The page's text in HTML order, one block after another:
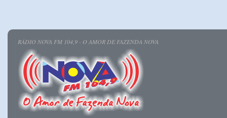
RÁDIO NOVA FM 104,9 - O AMOR DE FAZENDA NOVA